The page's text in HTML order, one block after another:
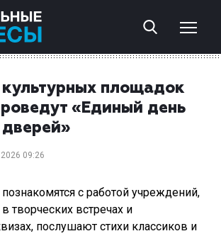
культурных площадок
«Единый день
09:26
с работой учреждений,
творческих встречах и
послушают стихи классиков и